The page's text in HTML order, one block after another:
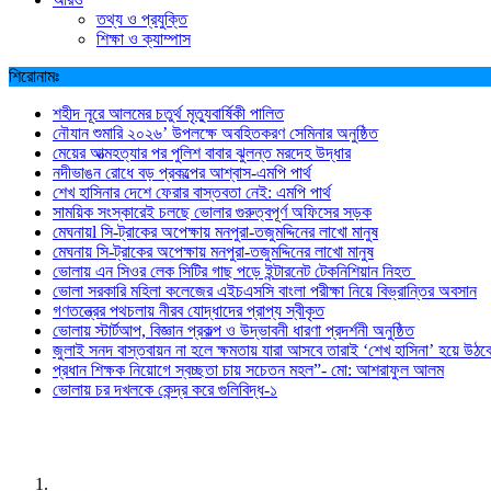
তথ্য ও প্রযুক্তি
শিক্ষা ও ক্যাম্পাস
শিরোনামঃ
শহীদ নূরে আলমের চতুর্থ মৃত্যুবার্ষিকী পালিত
নৌযান শুমারি ২০২৬’ উপলক্ষে অবহিতকরণ সেমিনার অনুষ্ঠিত
মেয়ের আত্মহত্যার পর পুলিশ বাবার ঝুলন্ত মরদেহ উদ্ধার
নদীভাঙন রোধে বড় প্রকল্পের আশ্বাস-এমপি পার্থ
শেখ হাসিনার দেশে ফেরার বাস্তবতা নেই: এমপি পার্থ
সাময়িক সংস্কারেই চলছে ভোলার গুরুত্বপূর্ণ অফিসের সড়ক
মেঘনায়l সি-ট্রাকের অপেক্ষায় মনপুরা-তজুমদ্দিনের লাখো মানুষ
মেঘনায় সি-ট্রাকের অপেক্ষায় মনপুরা-তজুমদ্দিনের লাখো মানুষ
ভোলায় এন সিওর লেক সিটির গাছ পড়ে ইন্টারনেট টেকনিশিয়ান নিহত
ভোলা সরকারি মহিলা কলেজের এইচএসসি বাংলা পরীক্ষা নিয়ে বিভ্রান্তির অবসান
গণতন্ত্রের পথচলায় নীরব যোদ্ধাদের প্রাপ্য স্বীকৃত
ভোলায় স্টার্টআপ, বিজ্ঞান প্রকল্প ও উদ্ভাবনী ধারণা প্রদর্শনী অনুষ্ঠিত
জুলাই সনদ বাস্তবায়ন না হলে ক্ষমতায় যারা আসবে তারাই ‘শেখ হাসিনা’ হয়ে
প্রধান শিক্ষক নিয়োগে স্বচ্ছতা চায় সচেতন মহল”- মো: আশরাফুল আলম
ভোলায় চর দখলকে কেন্দ্র করে গুলিবিদ্ধ-১